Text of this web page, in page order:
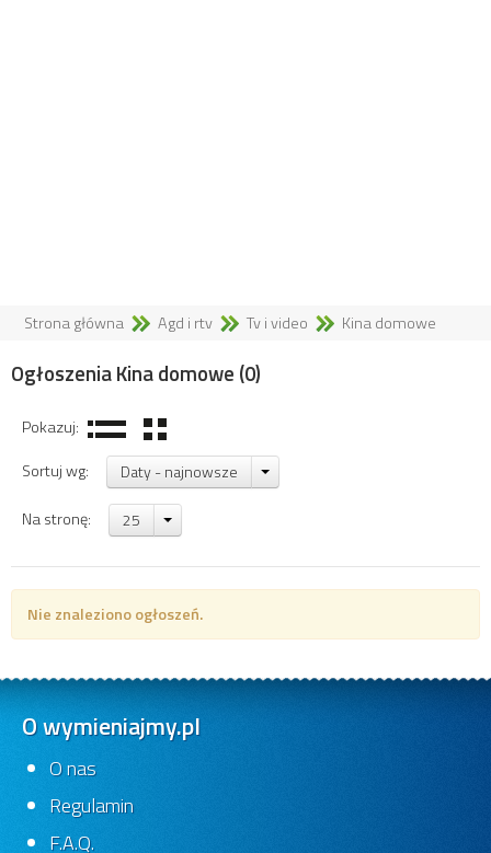
Strona główna Agd i rtv Tv i video Kina domowe
Ogłoszenia Kina domowe (0)
Pokazuj:
Sortuj wg:
Daty - najnowsze
Na stronę: 25
Nie znaleziono ogłoszeń.
O wymieniajmy.pl
O nas
Regulamin
F.A.Q.